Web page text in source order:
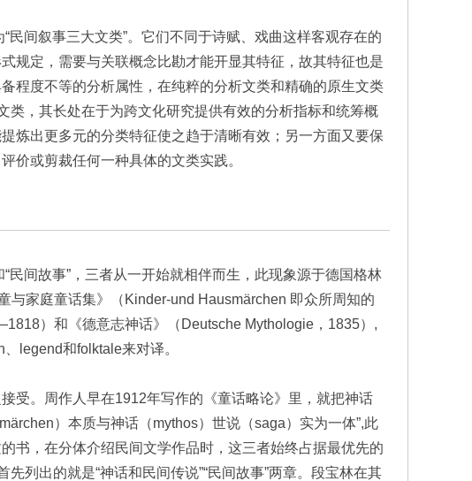
民间叙事三大文类”。它们不同于诗赋、戏曲这样客观存在的
规定，需要与关联概念比勘才能开显其特征，故其特征也是
程度不等的分析属性，在纯粹的分析文类和精确的原生文类
类，其长处在于为跨文化研究提供有效的分析指标和统筹概
炼出更多元的分类特征使之趋于清晰有效；另一方面又要保
价或剪裁任何一种具体的文类实践。
民间故事”，三者从一开始就相伴而生，此现象源于德国格林
与家庭童话集》（Kinder-und Hausmärchen 即众所周知的
）和《德意志神话》（Deutsche Mythologie，1835）,
legend和folktale来对译。
受。周作人早在1912年写作的《童话略论》里，就把神话
）本质与神话（mythos）世说（saga）实为一体”,此
书，在分体介绍民间文学作品时，这三者始终占据最优先的
列出的就是“神话和民间传说”“民间故事”两章。段宝林在其